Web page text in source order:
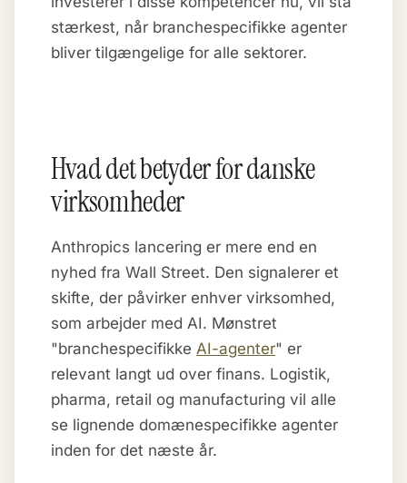
stærkest, når branchespecifikke agenter
bliver tilgængelige for alle sektorer.
Hvad det betyder for danske
virksomheder
Anthropics lancering er mere end en
nyhed fra Wall Street. Den signalerer et
skifte, der påvirker enhver virksomhed,
som arbejder med AI. Mønstret
"branchespecifikke AI-agenter" er
relevant langt ud over finans. Logistik,
pharma, retail og manufacturing vil alle
se lignende domænespecifikke agenter
inden for det næste år.